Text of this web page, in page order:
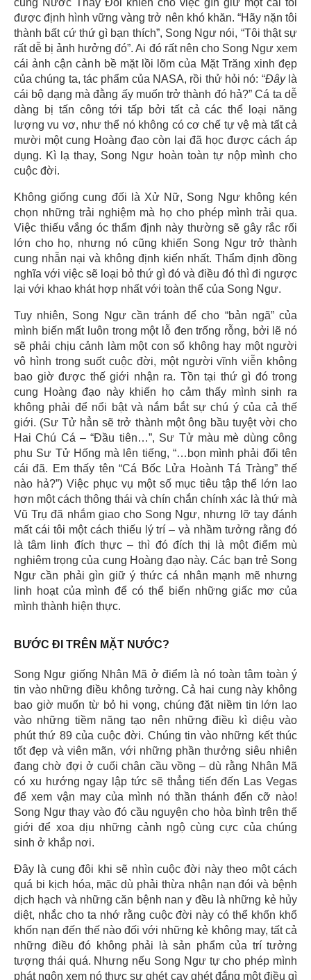
được định hình vững vàng trở nên khó khăn. “Hãy nặn tôi
thành bất cứ thứ gì bạn thích”, Song Ngư nói, “Tôi thật sự
rất dễ bị ảnh hưởng đó”. Ai đó rất nên cho Song Ngư xem
cái ảnh cận cảnh bề mặt lồi lõm của Mặt Trăng xinh đẹp
của chúng ta, tác phẩm của NASA, rồi thử hỏi nó: “Đây là
cái bộ dạng mà đằng ấy muốn trở thành đó hả?” Cá ta dễ
dàng bị tấn công tới tấp bởi tất cả các thể loại năng
lượng vu vơ, như thể nó không có cơ chế tự vệ mà tất cả
mười một cung Hoàng đạo còn lại đã học được cách áp
dụng. Kì lạ thay, Song Ngư hoàn toàn tự nộp mình cho
cuộc đời.
Không giống cung đối là Xử Nữ, Song Ngư không kén
chọn những trải nghiệm mà họ cho phép mình trải qua.
Việc thiếu vắng óc thẩm định này thường sẽ gây rắc rối
lớn cho họ, nhưng nó cũng khiến Song Ngư trở thành
cung nhẫn nại và không định kiến nhất. Thẩm định đồng
nghĩa với việc sẽ loại bỏ thứ gì đó và điều đó thì đi ngược
lại với khao khát hợp nhất với toàn thể của Song Ngư.
Tuy nhiên, Song Ngư cần tránh để cho “bản ngã” của
mình biến mất luôn trong một lỗ đen trống rỗng, bởi lẽ nó
sẽ phải chịu cảnh làm một con số không hay một người
vô hình trong suốt cuộc đời, một người vĩnh viễn không
bao giờ được thế giới nhận ra. Tồn tại thứ gì đó trong
cung Hoàng đạo này khiến họ cảm thấy mình sinh ra
không phải để nổi bật và nắm bắt sự chú ý của cả thế
giới. (Sư Tử hẳn sẽ trở thành một ông bầu tuyệt vời cho
Hai Chú Cá – “Đầu tiên…”, Sư Tử màu mè dùng công
phu Sư Tử Hống mà lên tiếng, “…bọn mình phải đổi tên
cái đã. Em thấy tên “Cá Bốc Lửa Hoành Tá Tràng” thế
nào hả?”) Việc phục vụ một số mục tiêu tập thể lớn lao
hơn một cách thông thái và chín chắn chính xác là thứ mà
Vũ Trụ đã nhắm giao cho Song Ngư, nhưng lỡ tay đánh
mất cái tôi một cách thiếu lý trí – và nhầm tưởng rằng đó
là tâm linh đích thực – thì đó đích thị là một điểm mù
nghiêm trọng của cung Hoàng đạo này. Các bạn trẻ Song
Ngư cần phải gìn giữ ý thức cá nhân mạnh mẽ nhưng
linh hoạt của mình để có thể biến những giấc mơ của
mình thành hiện thực.
BƯỚC ĐI TRÊN MẶT NƯỚC?
Song Ngư giống Nhân Mã ở điểm là nó toàn tâm toàn ý
tin vào những điều không tưởng. Cả hai cung này không
bao giờ muốn từ bỏ hi vọng, chúng đặt niềm tin lớn lao
vào những tiềm năng tạo nên những điều kì diệu vào
phút thứ 89 của cuộc đời. Chúng tin vào những kết thúc
tốt đẹp và viên mãn, với những phần thưởng siêu nhiên
đang chờ đợi ở cuối chân cầu vồng – dù rằng Nhân Mã
có xu hướng ngay lập tức sẽ thẳng tiến đến Las Vegas
để xem vận may của mình nó thần thánh đến cỡ nào!
Song Ngư thay vào đó cầu nguyện cho hòa bình trên thế
giới để xoa dịu những cảnh ngộ cùng cực của chúng
sinh ở khắp nơi.
Đây là cung đôi khi sẽ nhìn cuộc đời này theo một cách
quá bi kịch hóa, mặc dù phải thừa nhận nạn đói và bệnh
dịch hạch và những căn bệnh nan y đều là những kẻ hủy
diệt, nhắc cho ta nhớ rằng cuộc đời này có thể khốn khổ
khốn nạn đến thế nào đối với những kẻ không may, tất cả
những điều đó không phải là sản phẩm của trí tưởng
tượng thái quá. Nhưng nếu Song Ngư tự cho phép mình
phát ngôn xem nó thực sự ghét cay ghét đắng một điều gì